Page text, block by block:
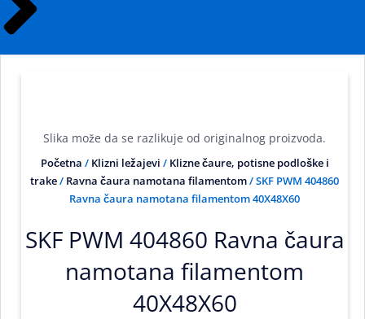
Slika može da se razlikuje od originalnog proizvoda.
Početna / Klizni ležajevi / Klizne čaure, potisne podloške i
trake/ Ravna čaura namotana filamentom/ SKF PWM 404860
Ravna čaura namotana filamentom 40X48X60
SKF PWM 404860 Ravna čaura
namotana filamentom
40X48X60